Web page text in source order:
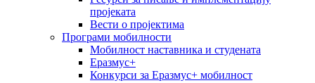
пројеката
Вести о пројектима
Програми мобилности
Мобилност наставника и студената
Еразмус+
Конкурси за Еразмус+ мобилност